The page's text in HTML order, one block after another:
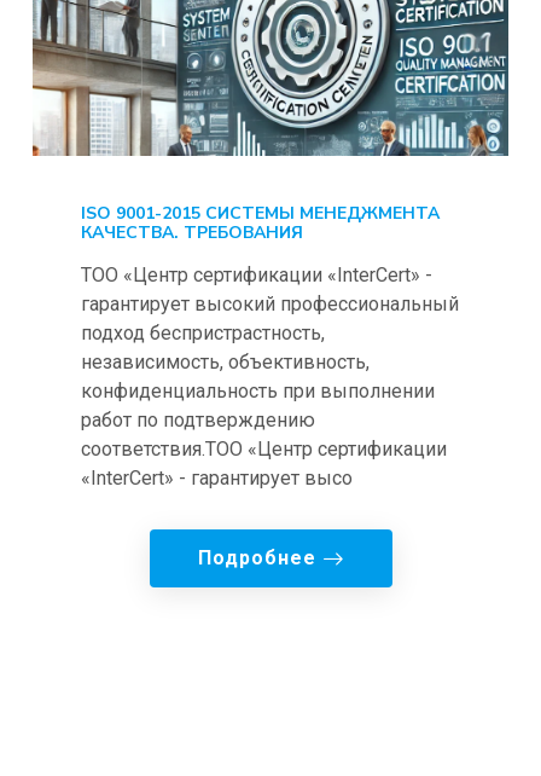
ISO 9001-2015 СИСТЕМЫ МЕНЕДЖМЕНТА
КАЧЕСТВА. ТРЕБОВАНИЯ
ТОО «Центр сертификации «InterCert» -
гарантирует высокий профессиональный
подход беспристрастность,
независимость, объективность,
конфиденциальность при выполнении
работ по подтверждению
соответствия.ТОО «Центр сертификации
«InterCert» - гарантирует высо
Подробнее